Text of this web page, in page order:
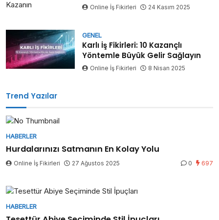
Online İş Fikirleri 24 Kasım 2025
GENEL
Karlı İş Fikirleri: 10 Kazançlı
Yöntemle Büyük Gelir Sağlayın
Online İş Fikirleri 8 Nisan 2025
Trend Yazılar
HABERLER
Hurdalarınızı Satmanın En Kolay Yolu
Online İş Fikirleri 27 Ağustos 2025 0 697
HABERLER